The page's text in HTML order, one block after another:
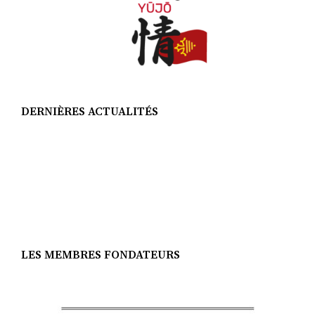
DERNIÈRES ACTUALITÉS
LES MEMBRES FONDATEURS